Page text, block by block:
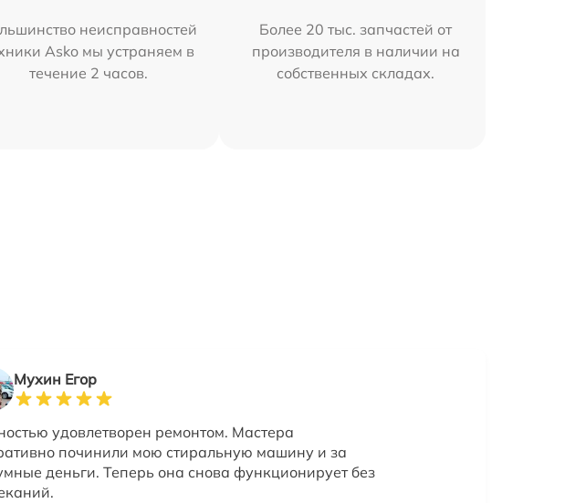
неисправностей
Asko мы устраняем в
течение 2 часов.
Более 20 тыс. запчастей от
производителя в наличии на
собственных складах.
Мухин Егор
удовлетворен ремонтом. Мастера
починили мою стиральную машину и за
деньги. Теперь она снова функционирует без